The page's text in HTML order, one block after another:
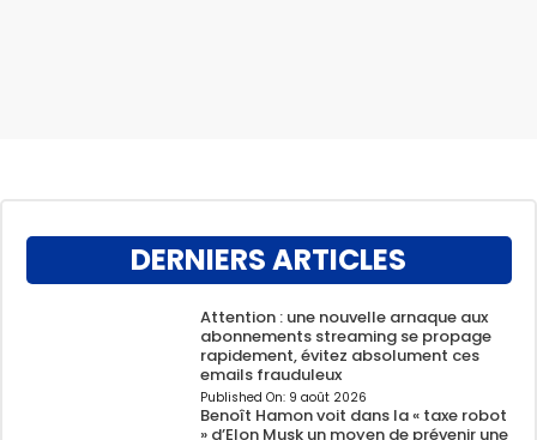
DERNIERS ARTICLES
Attention : une nouvelle arnaque aux
abonnements streaming se propage
rapidement, évitez absolument ces
emails frauduleux
Published On: 9 août 2026
Benoît Hamon voit dans la « taxe robot
» d’Elon Musk un moyen de prévenir une